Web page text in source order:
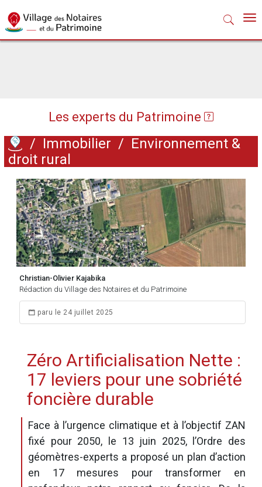
Les experts du Patrimoine
/ Immobilier / Environnement &
droit rural
Christian-Olivier Kajabika
Rédaction du Village des Notaires et du Patrimoine
paru le 24 juillet 2025
Zéro Artificialisation Nette :
17 leviers pour une sobriété
foncière durable
Face à l’urgence climatique et à l’objectif ZAN
fixé pour 2050, le 13 juin 2025, l’Ordre des
géomètres-experts a proposé un plan d’action
en 17 mesures pour transformer en